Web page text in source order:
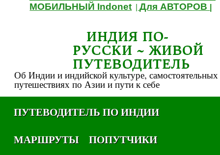
МОБИЛЬНЫЙ Indonet |Для АВТОРОВ
ИНДИЯ ПО-
РУССКИ ~ ЖИВОЙ
ПУТЕВОДИТЕЛЬ
Об Индии и индийской культуре, самостоятельных
путешествиях по Азии и пути к себе
ПУТЕВОДИТЕЛЬ ПО ИНДИИ
МАРШРУТЫ
ПОПУТЧИКИ